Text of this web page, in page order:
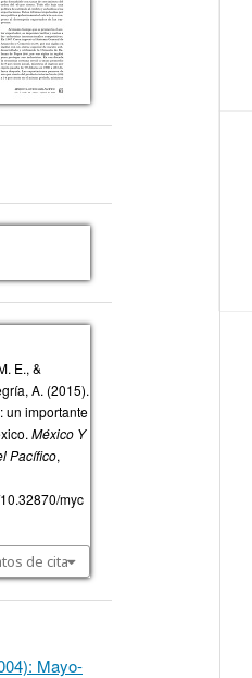
E., &
A. (2015).
un importante
México Y
Pacífico,
myc
de cita
Mayo-